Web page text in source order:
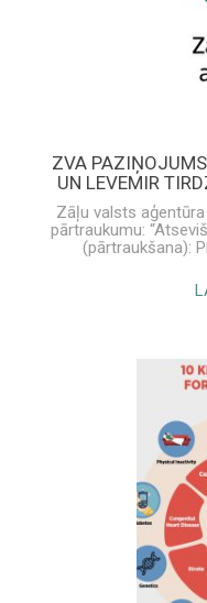
ZVA PAZIŅOJUMS
UN LEVEMIR
Zāļu valsts
pārtraukumu:
(pārtraukšana):
Novo Nordisk Latvia
speciālistam par